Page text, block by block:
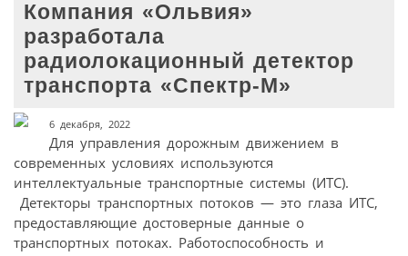
Компания «Ольвия»
разработала
радиолокационный детектор
транспорта «Спектр-М»
6 декабря, 2022
Для управления дорожным движением в
современных условиях используются
интеллектуальные транспортные системы (ИТС).
Детекторы транспортных потоков — это глаза ИТС,
предоставляющие достоверные данные о
транспортных потоках. Работоспособность и